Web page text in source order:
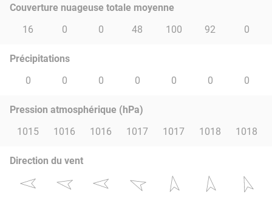
Couverture nuageuse totale moyenne
16
0 0 48 100 92 0
Précipitations
0
0 0 0 0 0 0
Pression atmosphérique (hPa)
1015
1016 1016 1017 1017 1018 1018
Direction du vent